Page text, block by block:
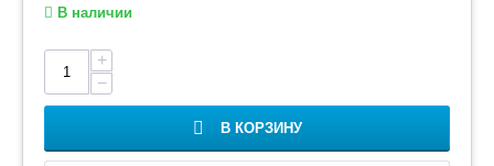
В наличии
+
−
В КОРЗИНУ